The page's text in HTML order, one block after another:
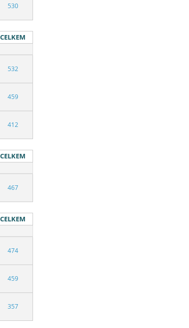
530
CELKEM
532
459
412
CELKEM
467
CELKEM
474
459
357